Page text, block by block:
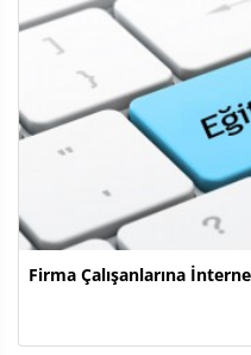
Firma Çalışanlarına